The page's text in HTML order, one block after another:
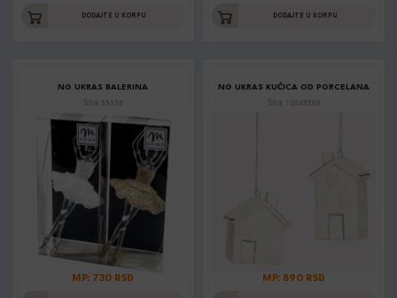
DODAJTE U KORPU DODAJTE U KORPU
NG UKRAS BALERINA
Šifra: 55336
MP: 730 RSD
NG UKRAS KUĆICA OD PORCELANA
Šifra: 10043566
MP: 890 RSD